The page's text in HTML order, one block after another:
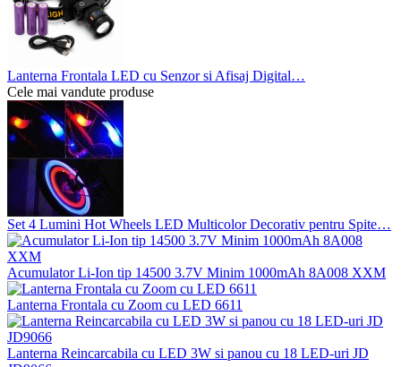
Lanterna Frontala LED cu Senzor si Afisaj Digital…
Cele mai vandute produse
Set 4 Lumini Hot Wheels LED Multicolor Decorativ pentru Spite…
Acumulator Li-Ion tip 14500 3.7V Minim 1000mAh 8A008 XXM
Lanterna Frontala cu Zoom cu LED 6611
Lanterna Reincarcabila cu LED 3W si panou cu 18 LED-uri JD